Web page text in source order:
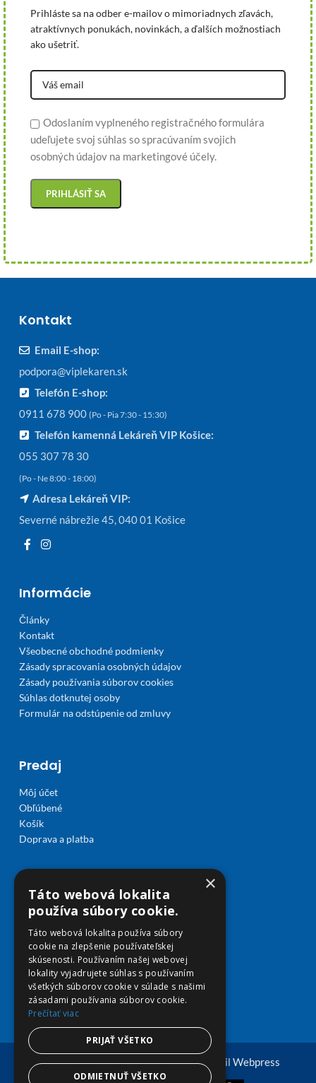
Prihláste sa na odber e-mailov o mimoriadnych zľavách,
atraktívnych ponukách, novinkách, a ďalších možnostiach
ako ušetriť.
Odoslaním vyplneného registračného formulára
udeľujete svoj súhlas so spracúvaním svojich
osobných údajov na marketingové účely.
Kontakt
Email E-shop:
podpora@viplekaren.sk
Telefón E-shop:
0911 678 900 (Po - Pia 7:30 - 15:30)
Telefón kamenná Lekáreň VIP Košice:
055 307 78 30
(Po - Ne 8:00 - 18:00)
Adresa Lekáreň VIP:
Severné nábrežie 45, 040 01 Košice
Informácie
Články
Kontakt
Všeobecné obchodné podmienky
Zásady spracovania osobných údajov
Zásady používania súborov cookies
Súhlas dotknutej osoby
Formulár na odstúpenie od zmluvy
Predaj
Môj účet
Obľúbené
Košík
Doprava a platba
© Copyright 2026 viplekaren.sk | Vytvoril Webpress
×
Táto webová lokalita
používa súbory cookie.
Táto webová lokalita používa súbory
cookie na zlepšenie používateľskej
skúsenosti. Používaním našej webovej
lokality vyjadrujete súhlas s používaním
všetkých súborov cookie v súlade s našimi
zásadami používania súborov cookie.
Prečítať viac
PRIJAŤ VŠETKO
ODMIETNUŤ VŠETKO